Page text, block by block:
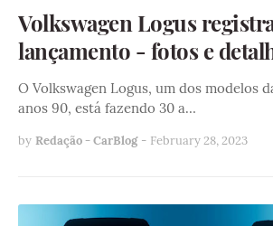
Volkswagen Logus
lançamento - fotos e
O Volkswagen Logus, um dos modelos
anos 90, está fazendo 30 a…
by Redação - CarBlog - February 28, 2023